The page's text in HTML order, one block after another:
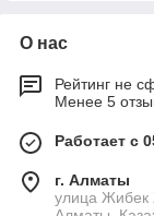
О нас
Рейтинг не
Менее 5
Работает с
г. Алматы
улица